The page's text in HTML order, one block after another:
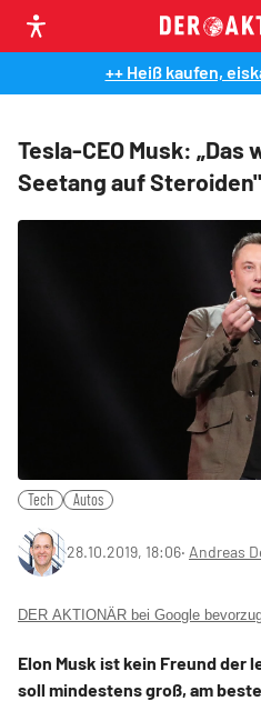
++ Heiß kaufen,
Tesla-CEO Musk:
Seetang auf Steroiden"
Tech Autos
28.10.2019, 18:06‧ Andreas
DER AKTIONÄR bei Google
Elon Musk ist kein Freund der
soll mindestens groß, am